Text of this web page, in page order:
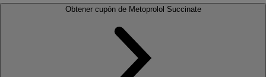
Obtener cupón de Metoprolol Succinate